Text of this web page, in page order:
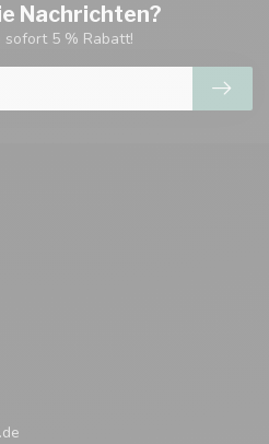
Nachrichten?
sofort 5 % Rabatt!